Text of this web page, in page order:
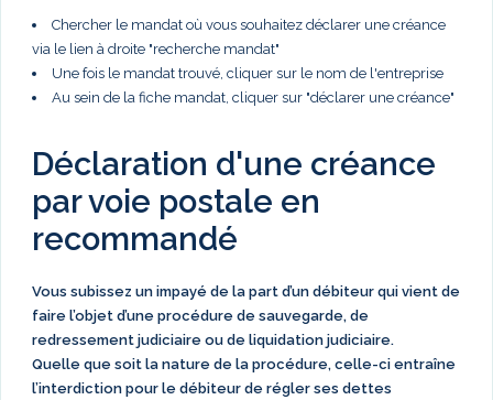
Chercher le mandat où vous souhaitez déclarer une créance
via le lien à droite "recherche mandat"
Une fois le mandat trouvé, cliquer sur le nom de l'entreprise
Au sein de la fiche mandat, cliquer sur "déclarer une créance"
Déclaration d'une créance
par voie postale en
recommandé
Vous subissez un impayé de la part d’un débiteur qui vient de
faire l’objet d’une procédure de sauvegarde, de
redressement judiciaire ou de liquidation judiciaire.
Quelle que soit la nature de la procédure, celle-ci entraîne
l’interdiction pour le débiteur de régler ses dettes